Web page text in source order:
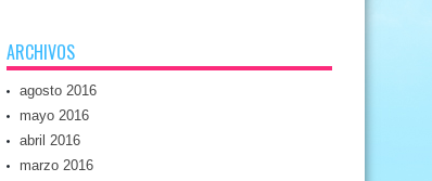
ARCHIVOS
agosto 2016
mayo 2016
abril 2016
marzo 2016